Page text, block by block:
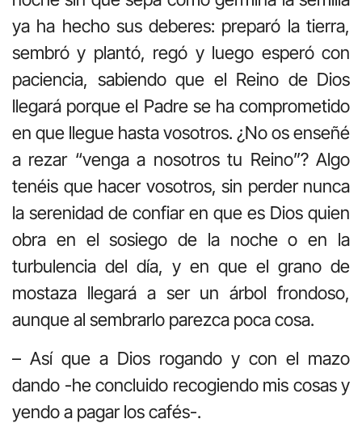
ya ha hecho sus deberes: preparó la tierra,
sembró y plantó, regó y luego esperó con
paciencia, sabiendo que el Reino de Dios
llegará porque el Padre se ha comprometido
en que llegue hasta vosotros. ¿No os enseñé
a rezar “venga a nosotros tu Reino”? Algo
tenéis que hacer vosotros, sin perder nunca
la serenidad de confiar en que es Dios quien
obra en el sosiego de la noche o en la
turbulencia del día, y en que el grano de
mostaza llegará a ser un árbol frondoso,
aunque al sembrarlo parezca poca cosa.
– Así que a Dios rogando y con el mazo
dando -he concluido recogiendo mis cosas y
yendo a pagar los cafés-.